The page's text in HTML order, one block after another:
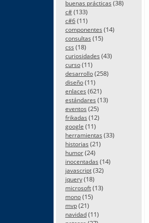
buenas prácticas (38)
c#(133)
c#6(11)
componentes (14)
consultas (15)
css (18)
curiosidades (43)
curso(11)
desarrollo(258)
diseño(11)
enlaces (621)
estándares (13)
eventos (25)
frikadas (12)
google (11)
herramientas (33)
historias (21)
humor(24)
inocentadas (14)
javascript(32)
jquery(18)
microsoft(13)
mono(15)
mvp(21)
navidad(11)